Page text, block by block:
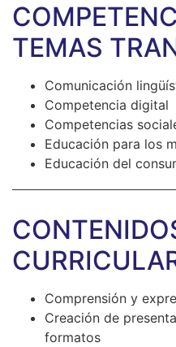
TEMAS
Comunicación
Competencia digital
Competencias
Educación para los
Educación del
Comprensión y
Creación de
formatos